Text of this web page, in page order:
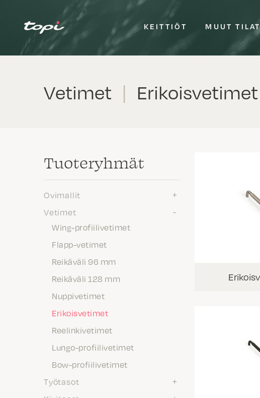
KEITTIÖT MUUT
Vetimet | Erikoisvetimet
Tuote­ryhmät
Ovimallit
Vetimet
Wing-profiilivetimet
Flapp-vetimet
Reikäväli 96 mm
Reikäväli 128 mm
Nuppivetimet
Erikoisvetimet
Reelinkivetimet
Lungo-profiilivetimet
Bow-profiilivetimet
Työtasot